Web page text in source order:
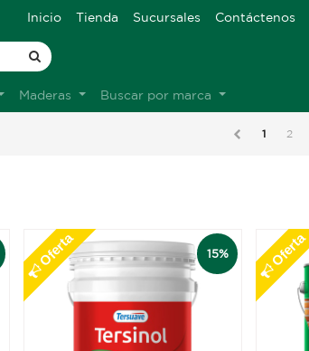
Inicio Tienda Sucursales Contáctenos
Maderas Buscar por marca
1 2
15%
Oferta Oferta